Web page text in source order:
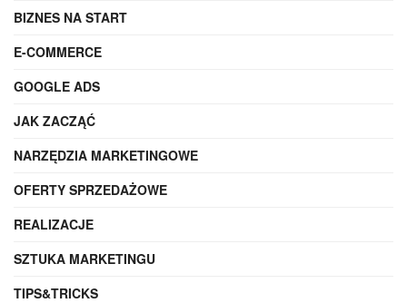
BIZNES NA START
E-COMMERCE
GOOGLE ADS
JAK ZACZĄĆ
NARZĘDZIA MARKETINGOWE
OFERTY SPRZEDAŻOWE
REALIZACJE
SZTUKA MARKETINGU
TIPS&TRICKS